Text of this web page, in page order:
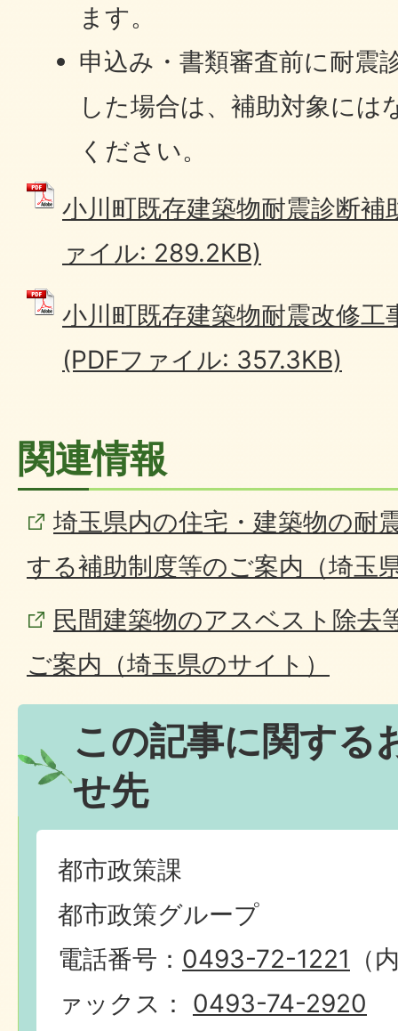
ます。
申込み・書類審査前に耐震
した場合は、補助対象には
ください。
小川町既存建築物耐震診断補
ァイル: 289.2KB)
小川町既存建築物耐震改修工
(PDFファイル: 357.3KB)
関連情報
埼玉県内の住宅・建築物の耐
する補助制度等のご案内（埼玉
民間建築物のアスベスト除去
ご案内（埼玉県のサイト）
この記事に関する
せ先
都市政策課
都市政策グループ
電話番号： 0493-72-1221 （
ァックス： 0493-74-2920